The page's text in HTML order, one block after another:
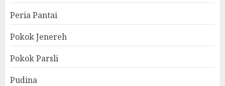
Peria Pantai
Pokok Jenereh
Pokok Parsli
Pudina